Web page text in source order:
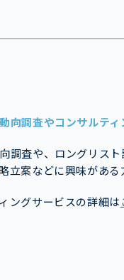
向調査やコンサルティ
調査や、ロングリス
立案などに興味がある
ングサービスの詳細は